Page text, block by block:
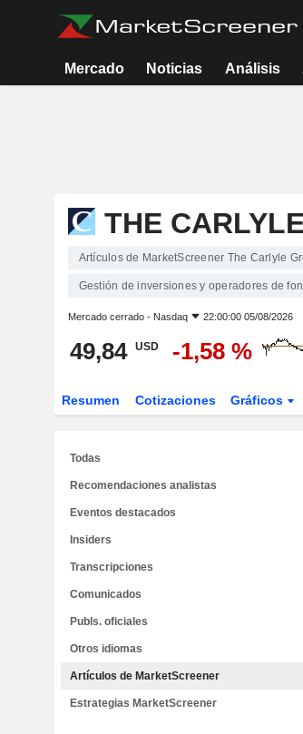
Mercado Noticias Análisis
THE
Artículos de MarketScreener The Carlyle
Gestión de inversiones y operadores de
Mercado cerrado - Nasdaq 22:00:00 05/08/2026
49,84 USD -1,58 %
Resumen Cotizaciones Gráficos
Todas
Recomendaciones analistas
Eventos destacados
Insiders
Transcripciones
Comunicados
Publs. oficiales
Otros idiomas
Artículos de MarketScreener
Estrategias MarketScreener